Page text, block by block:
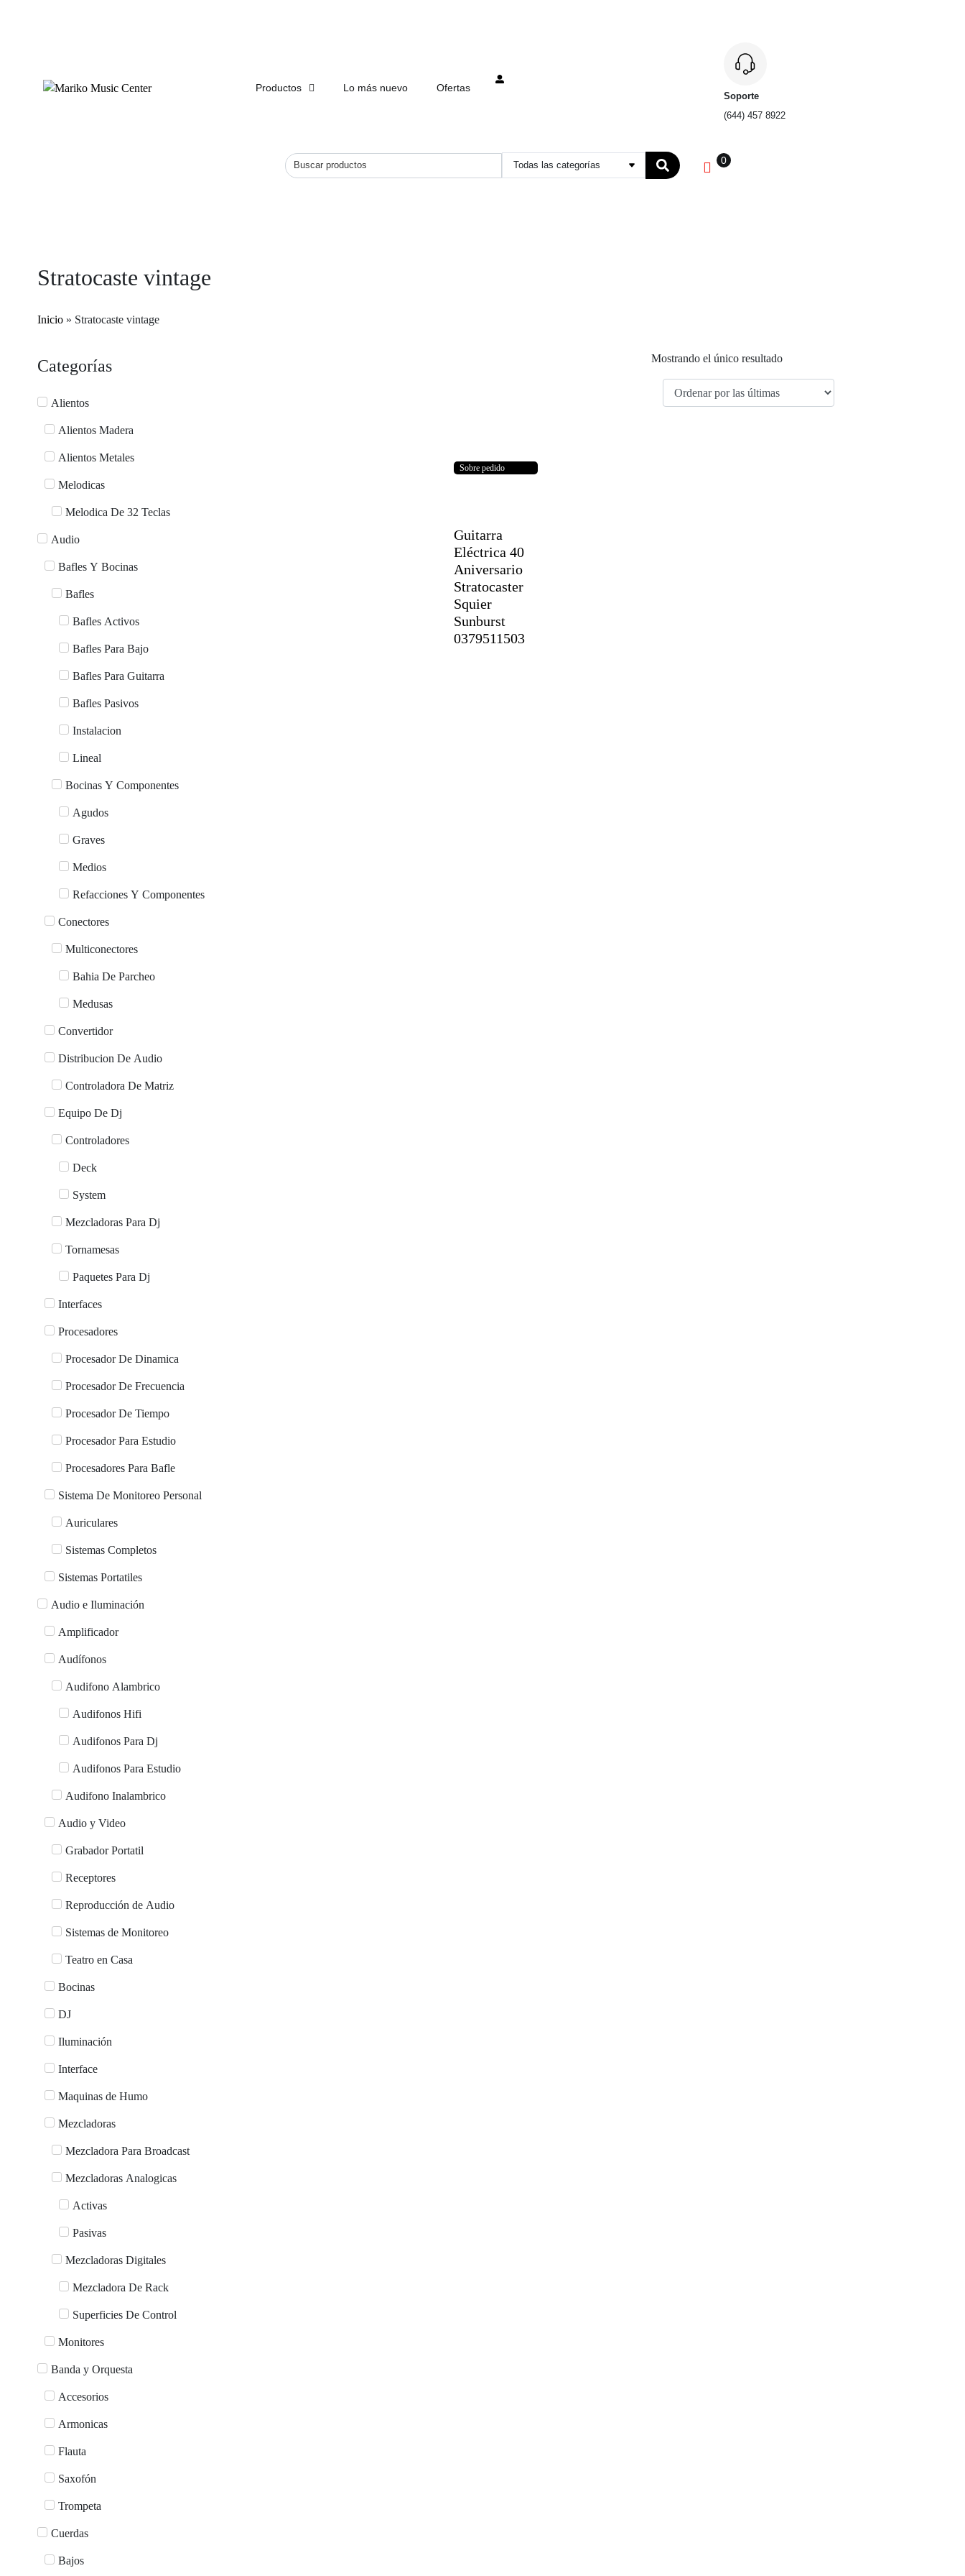
Productos Lo más nuevo Ofertas
Soporte
(644) 457 8922
0
Stratocaste vintage
Inicio » Stratocaste vintage
Categorías
Alientos
Alientos Madera
Alientos Metales
Melodicas
Melodica De 32 Teclas
Audio
Bafles Y Bocinas
Bafles
Bafles Activos
Bafles Para Bajo
Bafles Para Guitarra
Bafles Pasivos
Instalacion
Lineal
Bocinas Y Componentes
Agudos
Graves
Medios
Refacciones Y Componentes
Conectores
Multiconectores
Bahia De Parcheo
Medusas
Convertidor
Distribucion De Audio
Controladora De Matriz
Equipo De Dj
Controladores
Deck
System
Mezcladoras Para Dj
Tornamesas
Paquetes Para Dj
Interfaces
Procesadores
Procesador De Dinamica
Procesador De Frecuencia
Procesador De Tiempo
Procesador Para Estudio
Procesadores Para Bafle
Sistema De Monitoreo Personal
Auriculares
Sistemas Completos
Sistemas Portatiles
Audio e Iluminación
Amplificador
Audífonos
Audifono Alambrico
Audifonos Hifi
Audifonos Para Dj
Audifonos Para Estudio
Audifono Inalambrico
Audio y Video
Grabador Portatil
Receptores
Reproducción de Audio
Sistemas de Monitoreo
Teatro en Casa
Bocinas
DJ
Iluminación
Interface
Maquinas de Humo
Mezcladoras
Mezcladora Para Broadcast
Mezcladoras Analogicas
Activas
Pasivas
Mezcladoras Digitales
Mezcladora De Rack
Superficies De Control
Monitores
Banda y Orquesta
Accesorios
Armonicas
Flauta
Saxofón
Trompeta
Cuerdas
Bajos
Mostrando el único resultado
Sobre pedido
Guitarra
Eléctrica 40
Aniversario
Stratocaster
Squier
Sunburst
0379511503